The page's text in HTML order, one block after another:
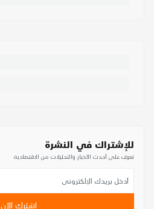
للإشتراك في النشرة
تعرف على أحدث الأخبار والتحليلات من الاقتصادية
اشترك الآن